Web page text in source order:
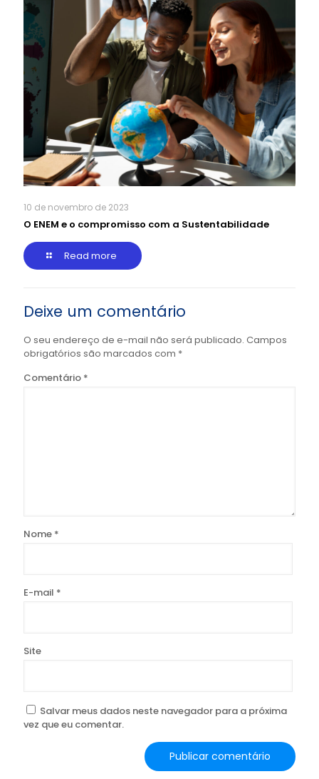
10 de novembro de 2023
O ENEM e o compromisso com a Sustentabilidade
Read more
Deixe um comentário
O seu endereço de e-mail não será publicado. Campos
obrigatórios são marcados com *
Comentário *
Nome *
E-mail *
Site
Salvar meus dados neste navegador para a próxima
vez que eu comentar.